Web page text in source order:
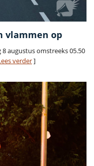
vlammen op
augustus omstreeks 05.50
verder]